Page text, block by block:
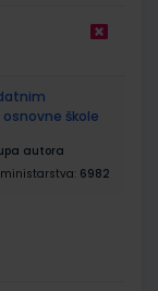
škole
autora
6982